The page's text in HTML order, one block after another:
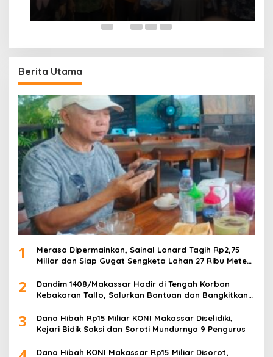
Berita Utama
1
Merasa Dipermainkan, Sainal Lonard Tagih Rp2,75
Miliar dan Siap Gugat Sengketa Lahan 27 Ribu Meter
2
Dandim 1408/Makassar Hadir di Tengah Korban
Kebakaran Tallo, Salurkan Bantuan dan Bangkitkan
3
Dana Hibah Rp15 Miliar KONI Makassar Diselidiki,
Kejari Bidik Saksi dan Soroti Mundurnya 9 Pengurus
Dana Hibah KONI Makassar Rp15 Miliar Disorot,